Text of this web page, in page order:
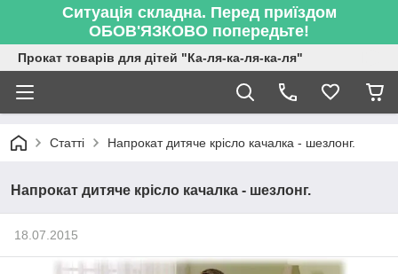
Ситуація складна. Перед приїздом
ОБОВ'ЯЗКОВО попередьте!
Прокат товарів для дітей "Ка-ля-ка-ля-ка-ля"
Статті Напрокат дитяче крісло качалка - шезлонг.
Напрокат дитяче крісло качалка - шезлонг.
18.07.2015